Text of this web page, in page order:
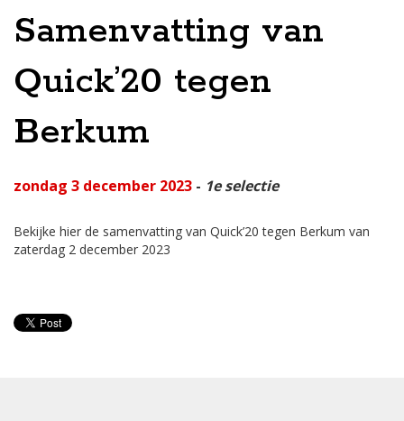
Samenvatting van
Quick’20 tegen
Berkum
zondag 3 december 2023 - 1e selectie
Bekijke hier de samenvatting van Quick’20 tegen Berkum van
zaterdag 2 december 2023